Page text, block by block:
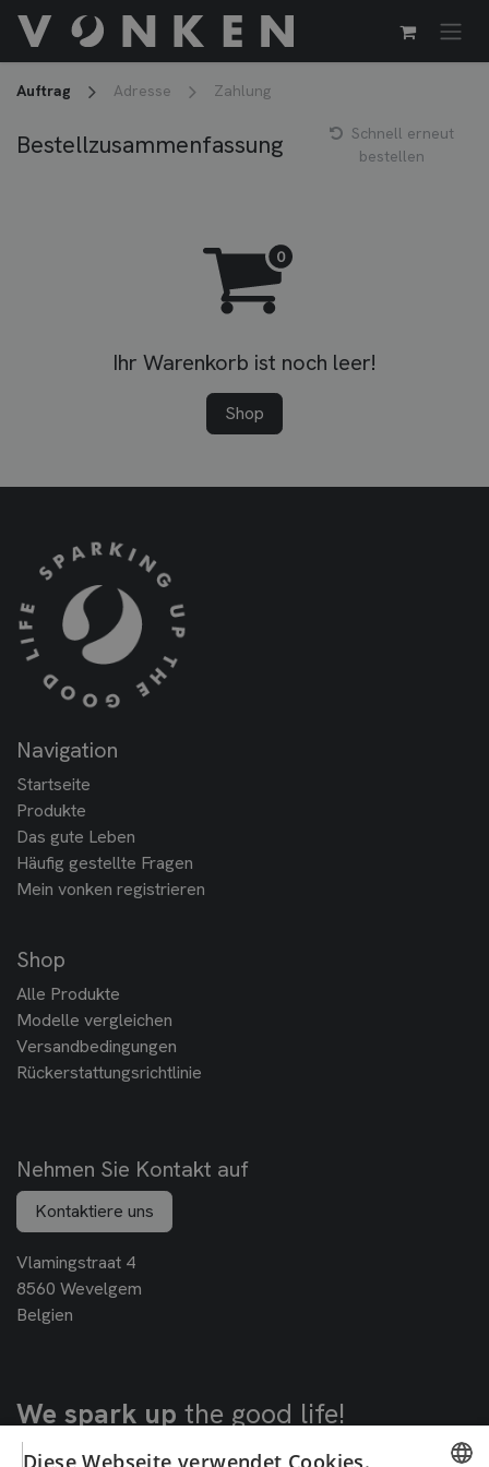
Zum Inhalt springen
Auftrag Adresse Zahlung
Bestellzusammenfassung
Schnell erneut
bestellen
Ihr Warenkorb ist noch leer!
Shop
Navigation
Startseite
Produkte
Das gute Leben
Häufig gestellte Fragen
Mein vonken registrieren
Shop
Alle Produkte
Modelle vergleichen
Versandbedingungen
Rückerstattungsrichtlinie
Nehmen Sie Kontakt auf
Kontaktiere uns
Vlamingstraat 4
8560 Wevelgem
Belgien
We spark up the good life!
Diese Webseite verwendet Cookies.